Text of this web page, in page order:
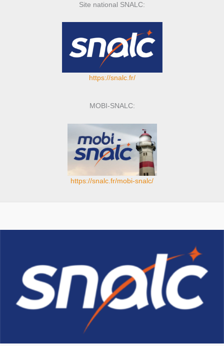
Site national SNALC:
https://snalc.fr/
MOBI-SNALC:
https://snalc.fr/mobi-snalc/